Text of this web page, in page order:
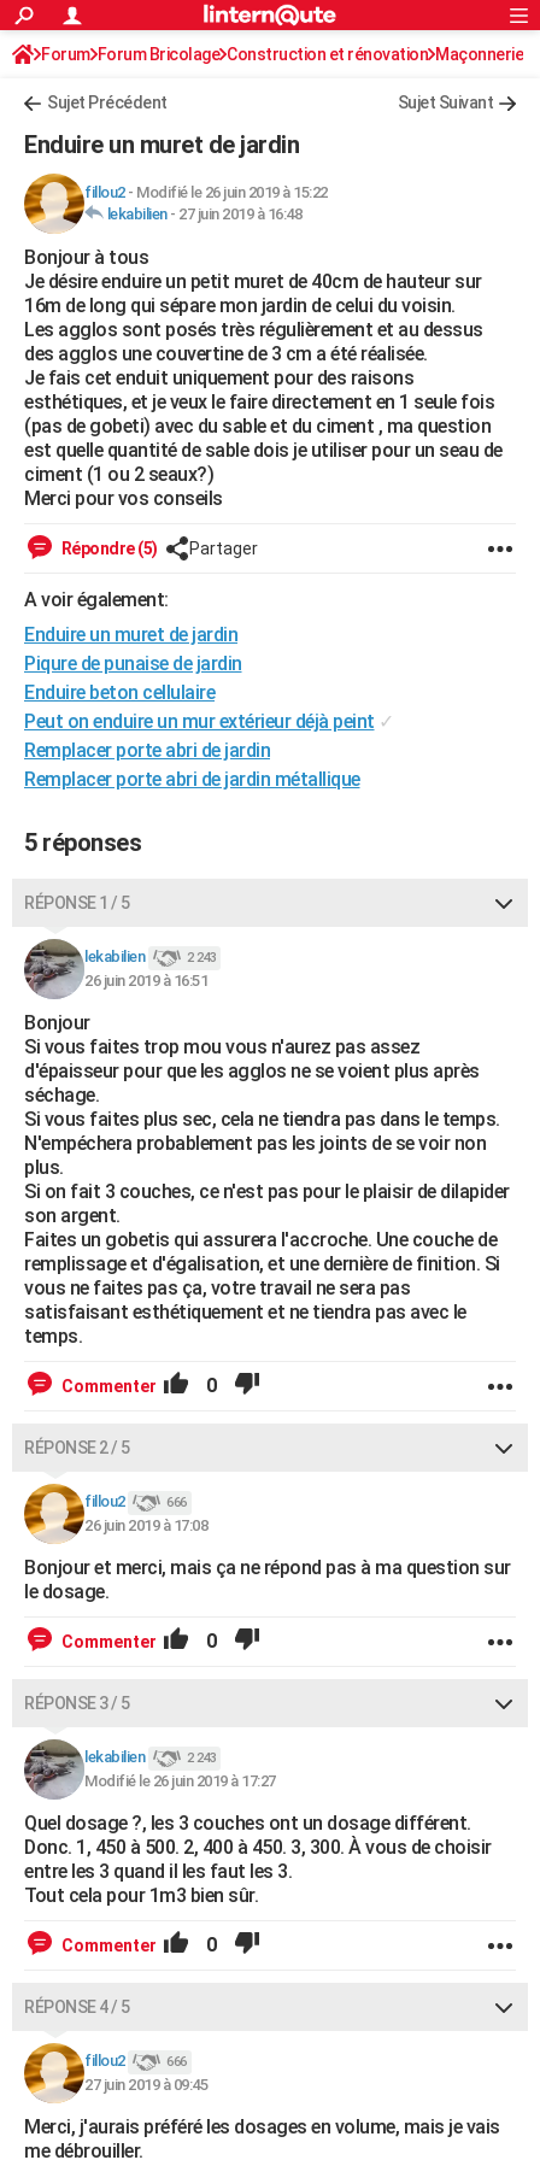
ACTUALITÉS
Politique
Société
Faits Divers
Education
Monde
Villes
+
FINANCE
Retraite
Impôts
Epargne
Immobilier
Risques naturels par ville
Banque
Assurance
Crédit
AUTO
Essais
Réserver un essai
Citadines
Berlines
SUV
Forum auto
+HIGH-TECH
Mobiles
Meilleur smartphone
Internet
Ordinateurs
Jeux vidéo
Guide high-tech
BRICOLAGE
Forum
Aménagement intérieur
Extérieur
Cuisine
Salle de bains
Jardinage
Rangement
WEEK-END
Guides de France
Escapades
Patrimoine
Expositions
Musées
Week-end nature
+LIFESTYLE
Art de vivre
Bien-être
Loisirs
ModeModes de vie
SANTE
Alimentation
Guide de la santé
Maladies
Médicaments
Sommeil
Destinations
City break
Voyage nature
Voyage de noces
Forum
Climat
BONS PLANS
CARTE DE VOEUX
Carte de Noël
Carte Bonne année
Carte Saint-Valentin
Carte Pâques
Carte d'anniversaire
DICTIONNAIRE
COPAINS D'AVANT
S'inscrire
Se connecter
Lycées
Collèges
Primaires
Universités
Entreprises
Service militaire
Avis de recherche
AVIS DE DÉCÈS
FORUM
Bricolage
Lifestyle
Culture
Sport
Auto
Television
Voyage
Cinema
Rechercher
S'inscrire
Connexion
Forum Forum Bricolage Construction et rénovation Maçonnerie
Sujet Précédent Sujet Suivant
Enduire un muret de jardin
fillou2- Modifié le 26 juin 2019 à 15:22
lekabilien- 27 juin 2019 à 16:48
Bonjour à tous
Je désire enduire un petit muret de 40cm de hauteur sur
16m de long qui sépare mon jardin de celui du voisin.
Les agglos sont posés très régulièrement et au dessus
des agglos une couvertine de 3 cm a été réalisée.
Je fais cet enduit uniquement pour des raisons
esthétiques, et je veux le faire directement en 1 seule fois
(pas de gobeti) avec du sable et du ciment , ma question
est quelle quantité de sable dois je utiliser pour un seau de
ciment (1 ou 2 seaux?)
Merci pour vos conseils
Répondre (5) Partager
A voir également:
Enduire un muret de jardin
Piqure de punaise de jardin
Enduire beton cellulaire
Peut on enduire un mur extérieur déjà peint ✓
Remplacer porte abri de jardin
Remplacer porte abri de jardin métallique
5 réponses
RÉPONSE 1 / 5
lekabilien 2 243
26 juin 2019 à 16:51
Bonjour
Si vous faites trop mou vous n'aurez pas assez
d'épaisseur pour que les agglos ne se voient plus après
séchage.
Si vous faites plus sec, cela ne tiendra pas dans le temps.
N'empéchera probablement pas les joints de se voir non
plus.
Si on fait 3 couches, ce n'est pas pour le plaisir de dilapider
son argent.
Faites un gobetis qui assurera l'accroche. Une couche de
remplissage et d'égalisation, et une dernière de finition. Si
vous ne faites pas ça, votre travail ne sera pas
satisfaisant esthétiquement et ne tiendra pas avec le
temps.
Commenter 0
RÉPONSE 2 / 5
fillou2 666
26 juin 2019 à 17:08
Bonjour et merci, mais ça ne répond pas à ma question sur
le dosage.
Commenter 0
RÉPONSE 3 / 5
lekabilien 2 243
Modifié le 26 juin 2019 à 17:27
Quel dosage ?, les 3 couches ont un dosage différent.
Donc. 1, 450 à 500. 2, 400 à 450. 3, 300. À vous de choisir
entre les 3 quand il les faut les 3.
Tout cela pour 1m3 bien sûr.
Commenter 0
RÉPONSE 4 / 5
fillou2 666
27 juin 2019 à 09:45
Merci, j'aurais préféré les dosages en volume, mais je vais
me débrouiller.